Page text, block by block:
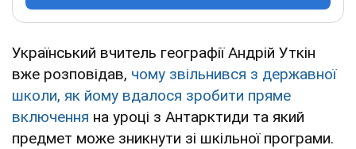
Український вчитель географії Андрій Уткін
вже розповідав, чому звільнився з державної
школи, як йому вдалося зробити пряме
включення на уроці з Антарктиди та який
предмет може зникнути зі шкільної програми.